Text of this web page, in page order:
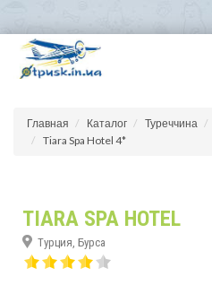
Главная Каталог Туреччина
Tiara Spa Hotel 4*
TIARA SPA HOTEL
Турция, Бурса